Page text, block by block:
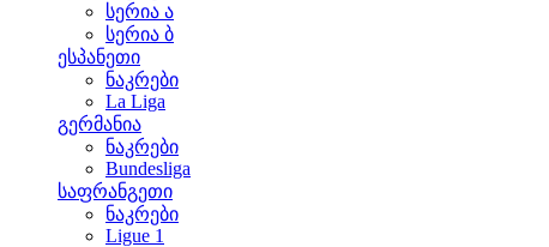
სერია ა
სერია ბ
ესპანეთი
ნაკრები
La Liga
გერმანია
ნაკრები
Bundesliga
საფრანგეთი
ნაკრები
Ligue 1